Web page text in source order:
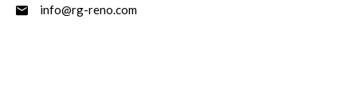
info@rg-reno.com